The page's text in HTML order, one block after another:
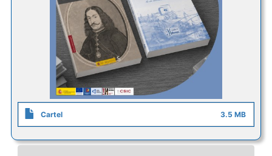
Cartel 3.5 MB